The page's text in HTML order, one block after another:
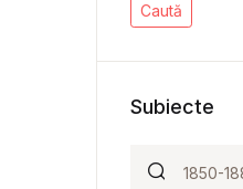
Caută
Subiecte